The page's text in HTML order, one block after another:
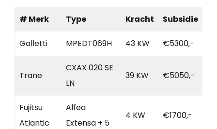
# Merk Type Kracht Subsidie
Galletti MPEDT069H 43 KW €5300,-
Trane
CXAX 020 SE
LN
39 KW €5050,-
Fujitsu
Atlantic
Alfea
Extensa + 5
4 KW €1700,-